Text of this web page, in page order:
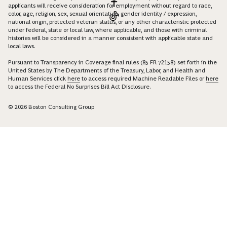
applicants will receive consideration for employment without regard to race,
color, age, religion, sex, sexual orientation, gender identity / expression,
national origin, protected veteran status, or any other characteristic protected
under federal, state or local law, where applicable, and those with criminal
histories will be considered in a manner consistent with applicable state and
local laws.
Pursuant to Transparency in Coverage final rules (85 FR 72158) set forth in the
United States by The Departments of the Treasury, Labor, and Health and
Human Services click here to access required Machine Readable Files orhere
to access the Federal No Surprises Bill Act Disclosure.
© 2026 Boston Consulting Group